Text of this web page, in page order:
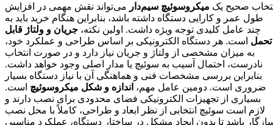
صحیح یک میکروسوئیچ سیم‌دار می‌تواند نقش مهمی در افزایش
طول عمر و کارایی دستگاه داشته باشد، بنابراین هنگام خرید باید به
چند عامل کلیدی توجه ویژه داشت. اولین نکته، جریان و ولتاژ قابل
تحمل است. هر دستگاه الکترونیکی بر اساس طراحی و عملکرد خود،
به میزان مشخصی از ولتاژ و جریان نیاز دارد و در صورت انتخاب
نادرست، احتمال آسیب به سوئیچ یا مدار اصلی وجود خواهد داشت.
بنابراین بررسی مشخصات فنی و هماهنگی آن با نیاز دستگاه بسیار
ضروری است. دومین عامل مهم، اندازه و شکل میکروسوئیچ است.
بسیاری از تجهیزات الکترونیکی فضای محدودی برای نصب دارند و
لازم است سوئیچ انتخابی از نظر ابعاد و طراحی، کاملاً با محل نصب
باشد تا بدون ایجاد مشکل در ساختار دستگاه، عملکرد مناسبی